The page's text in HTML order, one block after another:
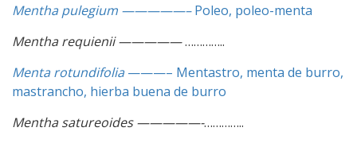
Mentha pulegium —————– Poleo, poleo-menta
Mentha requienii —————…………..
Menta rotundifolia ———– Mentastro, menta de burro,
mastrancho, hierba buena de burro
Mentha satureoides —————-…………..